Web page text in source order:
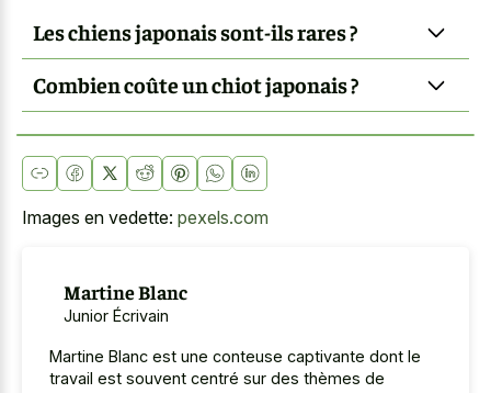
Les chiens japonais sont-ils rares ?
Combien coûte un chiot japonais ?
Images en vedette: pexels.com
Martine Blanc
Junior Écrivain
Martine Blanc est une conteuse captivante dont le
travail est souvent centré sur des thèmes de